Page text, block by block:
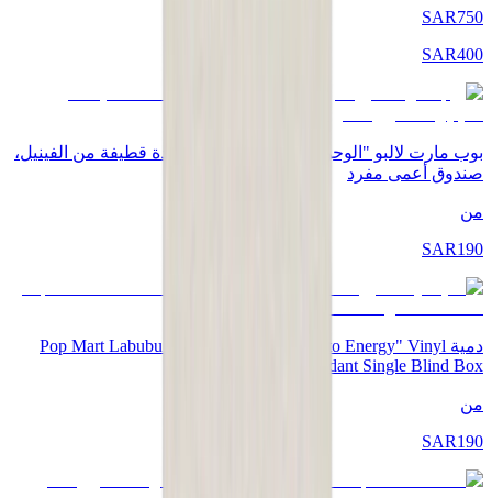
SAR750
SAR400
بوب مارت لالبو "الوحوش - ماكرون لذيذ" قلادة قطيفة من الفينيل،
صندوق أعمى مفرد
من
SAR190
دمية Pop Mart Labubu "The Monsters - Big into Energy" Vinyl
Plush Pendant Single Blind Box
من
SAR190